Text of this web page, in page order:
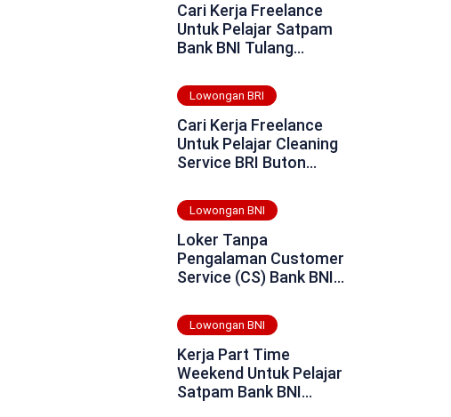
Cari Kerja Freelance
Untuk Pelajar Satpam
Bank BNI Tulang
Lowongan BRI
Cari Kerja Freelance
Untuk Pelajar Cleaning
Service BRI Buton
Lowongan BNI
Loker Tanpa
Pengalaman Customer
Service (CS) Bank BNI
Ulu Tahun 2025
Lowongan BNI
Kerja Part Time
Weekend Untuk Pelajar
Satpam Bank BNI